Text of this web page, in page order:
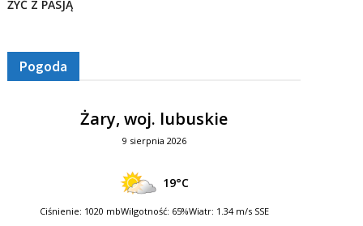
ŻYĆ Z PASJĄ
Pogoda
Żary, woj. lubuskie
9 sierpnia 2026
19°C
Ciśnienie: 1020 mbWilgotność: 65%Wiatr: 1.34 m/s SSE